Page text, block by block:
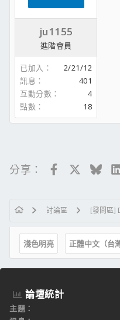
ju1155
進階會員
已加入
2/21/12
訊息
401
互動分數
4
點數
18
分享： Facebook
討論區 [發問區]
淺色明亮 正體中文（台
論壇統計
主題